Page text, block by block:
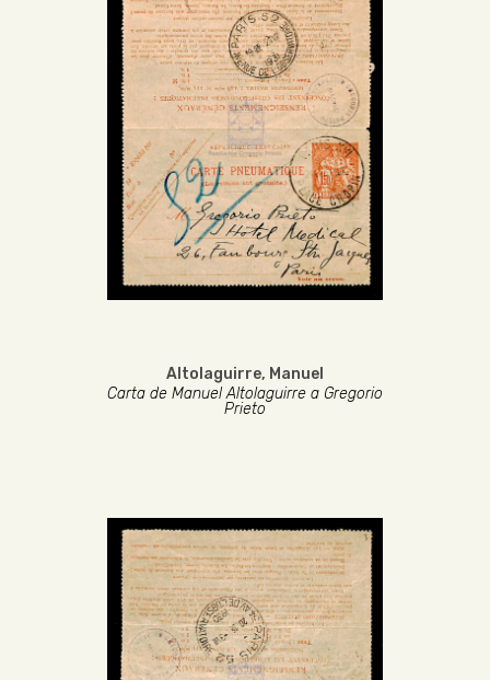
Altolaguirre, Manuel
Carta de Manuel Altolaguirre a Gregorio
Prieto